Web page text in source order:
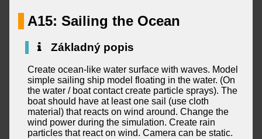
A15: Sailing the Ocean
Základný popis
Create ocean-like water surface with waves. Model
simple sailing ship model floating in the water. (On
the water / boat contact create particle sprays). The
boat should have at least one sail (use cloth
material) that reacts on wind around. Change the
wind power during the simulation. Create rain
particles that react on wind. Camera can be static.